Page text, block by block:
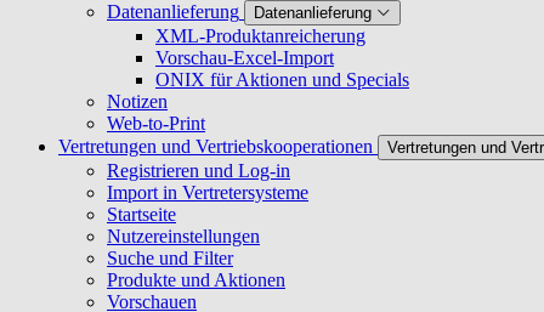
Datenanlieferung
Datenanlieferung
XML-Produktanreicherung
Vorschau-Excel-Import
ONIX für Aktionen und Specials
Notizen
Web-to-Print
Vertretungen und Vertriebskooperationen
Vertretungen und
Registrieren und Log-in
Import in Vertretersysteme
Startseite
Nutzereinstellungen
Suche und Filter
Produkte und Aktionen
Vorschauen